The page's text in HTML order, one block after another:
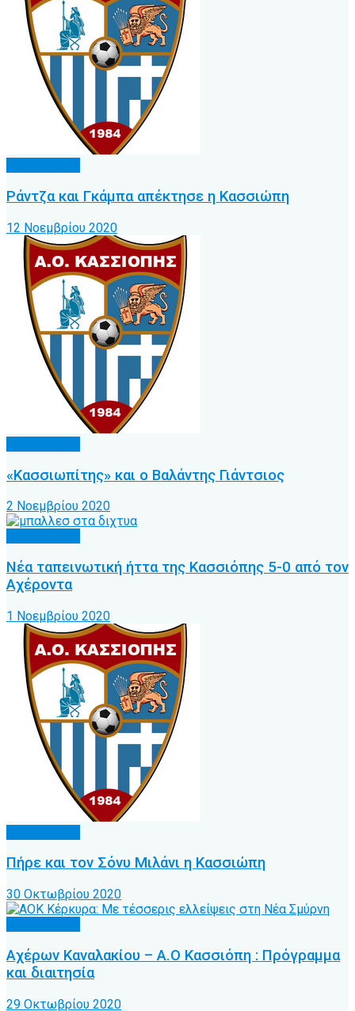
Ράντζα και Γκάμπα απέκτησε η Κασσιώπη
12 Νοεμβρίου 2020
«Κασσιωπίτης» και ο Βαλάντης Γιάντσιος
2 Νοεμβρίου 2020
Νέα ταπεινωτική ήττα της Κασσιόπης 5-0 από τον
Αχέροντα
1 Νοεμβρίου 2020
Πήρε και τον Σόνυ Μιλάνι η Κασσιώπη
30 Οκτωβρίου 2020
Αχέρων Καναλακίου – Α.Ο Κασσιόπη : Πρόγραμμα
και διαιτησία
29 Οκτωβρίου 2020